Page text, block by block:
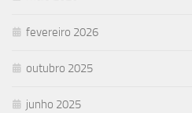
fevereiro 2026
outubro 2025
junho 2025